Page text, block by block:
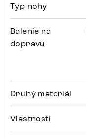
Typ nohy
Balenie na
dopravu
Druhý materiál
Vlastnosti